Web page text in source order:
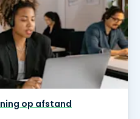
op afstand